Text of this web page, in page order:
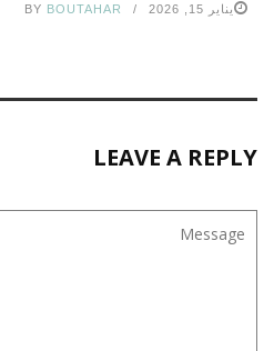
يناير 15, 2026 BY BOUTAHAR
LEAVE A REPLY